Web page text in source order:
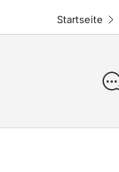
Startseite